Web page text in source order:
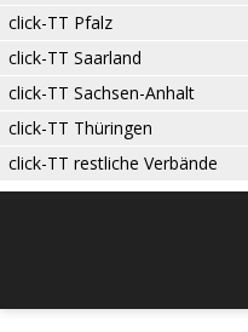
click-TT Pfalz
click-TT Saarland
click-TT Sachsen-Anhalt
click-TT Thüringen
click-TT restliche Verbände